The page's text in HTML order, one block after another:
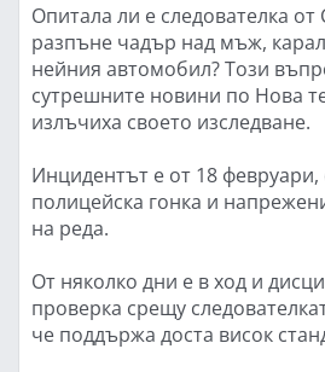
Опитала ли е следователка от
разпъне чадър над мъж,
нейния автомобил? Този
сутрешните новини по Нова
излъчиха своето изследване.
Инцидентът е от 18 февруари,
полицейска гонка и
на реда.
От няколко дни е в ход и
проверка срещу
че поддържа доста висок